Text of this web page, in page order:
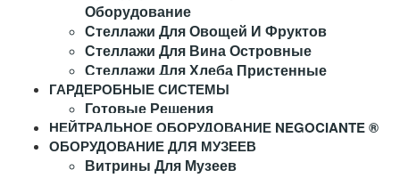
Оборудование
Стеллажи Для Овощей И Фруктов
Стеллажи Для Вина Островные
Стеллажи Для Хлеба Пристенные
ГАРДЕРОБНЫЕ СИСТЕМЫ
Готовые Решения
НЕЙТРАЛЬНОЕ ОБОРУДОВАНИЕ NEGOCIANTE ®
ОБОРУДОВАНИЕ ДЛЯ МУЗЕЕВ
Витрины Для Музеев